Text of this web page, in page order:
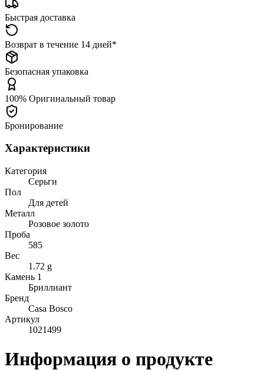
Быстрая доставка
Возврат в течение 14 дней*
Безопасная упаковка
100% Оригинальный товар
Бронирование
Характеристики
Категория
Серьги
Пол
Для детей
Металл
Розовое золото
Проба
585
Вес
1.72 g
Камень 1
Бриллиант
Бренд
Casa Bosco
Артикул
1021499
Информация о продукте